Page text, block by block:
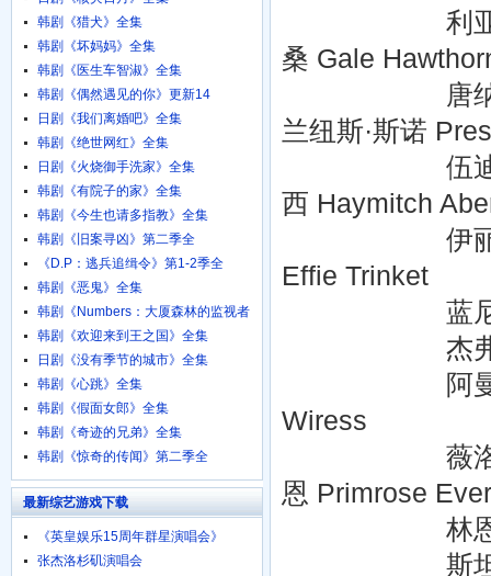
利亚姆·海
桑 Gale
唐纳德·萨
兰纽斯·斯诺
伍迪·哈里
西 Haymitch
伊丽莎白·
Effie Trinket
蓝尼·克罗
杰弗里·怀
阿曼达·普
Wiress
薇洛·西尔
恩 Primrose
林恩·科恩
斯坦利·图
韩剧《猎犬》全集
韩剧《坏妈妈》全集
韩剧《医生车智淑》全集
韩剧《偶然遇见的你》更新14
日剧《我们离婚吧》全集
韩剧《绝世网红》全集
日剧《火烧御手洗家》全集
韩剧《有院子的家》全集
韩剧《今生也请多指教》全集
韩剧《旧案寻凶》第二季全
《D.P：逃兵追缉令》第1-2季全
韩剧《恶鬼》全集
韩剧《Numbers：大厦森林的监视者
们》全集
韩剧《欢迎来到王之国》全集
日剧《没有季节的城市》全集
韩剧《心跳》全集
韩剧《假面女郎》全集
韩剧《奇迹的兄弟》全集
韩剧《惊奇的传闻》第二季全
最新综艺游戏下载
《英皇娱乐15周年群星演唱会》
720p.BD粤语中字
张杰洛杉矶演唱会